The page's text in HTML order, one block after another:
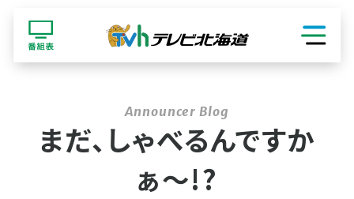
まだ、しゃべるんですか
ぁ〜!?